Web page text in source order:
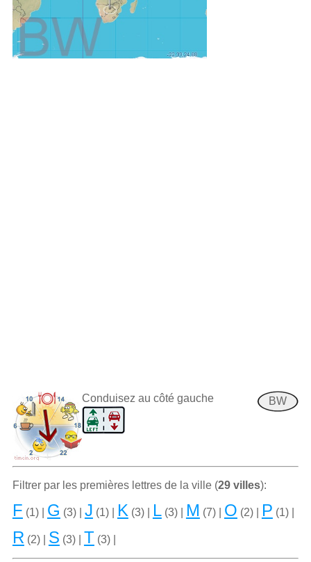
BW
Conduisez au côté gauche
Filtrer par les premiѐres lettres de la ville (29 villes):
F (1) | G (3) | J (1) | K (3) | L(3) | M (7) | O (2) | P (1) |
R (2) | S (3) | T (3) |